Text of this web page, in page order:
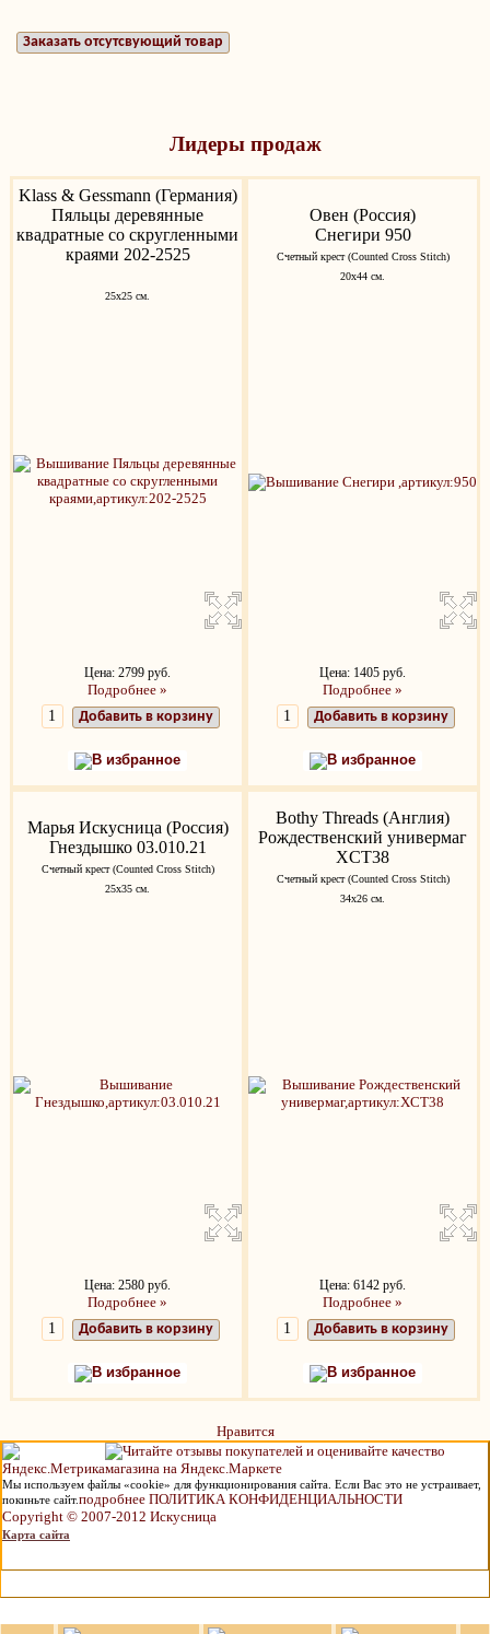
Заказать отсутсвующий товар
Лидеры продаж
Klass & Gessmann (Германия)
Пяльцы деревянные
квадратные со скругленными
краями 202-2525
25х25 см.
Цена: 2799 руб.
Подробнее »
Добавить в корзину
В избранное
Овен (Россия)
Снегири 950
Счетный крест (Counted Cross Stitch)
20х44 см.
Цена: 1405 руб.
Подробнее »
Добавить в корзину
В избранное
Марья Искусница (Россия)
Гнездышко 03.010.21
Счетный крест (Counted Cross Stitch)
25x35 см.
Цена: 2580 руб.
Подробнее »
Добавить в корзину
В избранное
Bothy Threads (Англия)
Рождественский универмаг
XCT38
Счетный крест (Counted Cross Stitch)
34х26 см.
Цена: 6142 руб.
Подробнее »
Добавить в корзину
В избранное
Нравится
Мы используем файлы «cookie» для функционирования сайта. Если Вас это не устраивает,
покиньте сайт.подробнее ПОЛИТИКА КОНФИДЕНЦИАЛЬНОСТИ
Copyright © 2007-2012 Искусница
Карта сайта